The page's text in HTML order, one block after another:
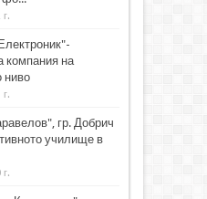
компания на
ниво
гр. Добрич
училище в